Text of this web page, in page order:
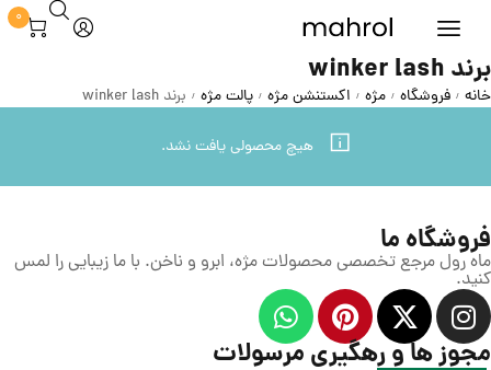
0
برند winker lash
خانه / فروشگاه / مژه / اکستنشن مژه / پالت مژه / برند winker lash
هیچ محصولی یافت نشد.
فروشگاه ما
ماه رول مرجع تخصصی محصولات مژه، ابرو و ناخن. با ما زیبایی را لمس
کنید.
مجوز ها و رهگیری مرسولات